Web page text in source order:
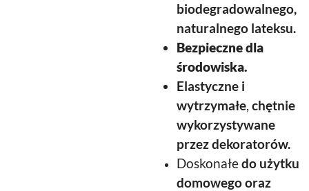
biodegradowalnego,
naturalnego lateksu.
Bezpieczne dla
środowiska.
Elastyczne i
wytrzymałe, chętnie
wykorzystywane
przez dekoratorów.
Doskonałedo użytku
domowego oraz